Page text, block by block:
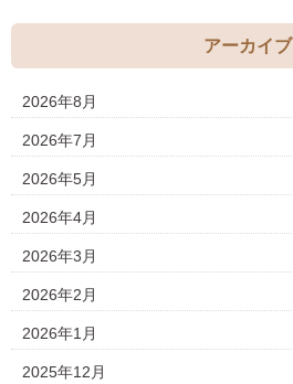
アーカイブ
2026年8月
2026年7月
2026年5月
2026年4月
2026年3月
2026年2月
2026年1月
2025年12月